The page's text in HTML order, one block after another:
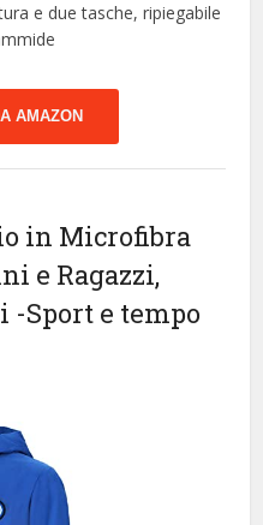
e due tasche, ripiegabile
AMAZON
in Microfibra
e Ragazzi,
-Sport e tempo